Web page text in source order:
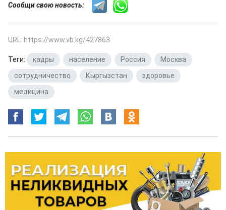
Сообщи свою новость:
URL: https://www.vb.kg/427863
Теги: кадры население Россия Москва
сотрудничество
Кыргызстан здоровье
медицина